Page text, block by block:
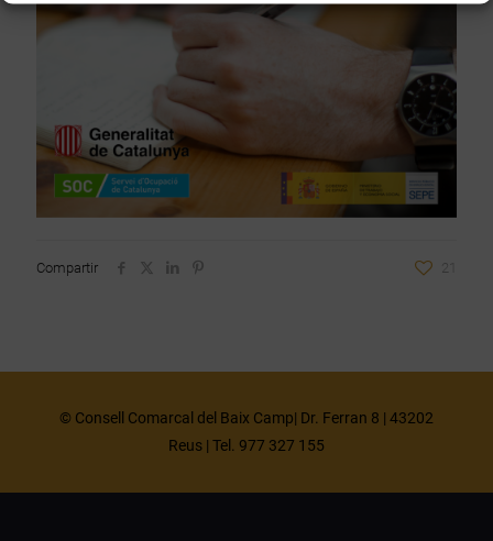
Compartir 21
© Consell Comarcal del Baix Camp| Dr. Ferran 8 | 43202
Reus | Tel. 977 327 155